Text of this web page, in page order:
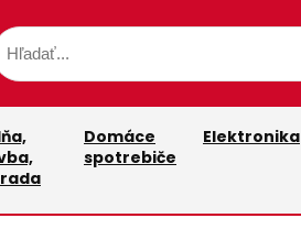
Domáce
spotrebiče
Elektronika